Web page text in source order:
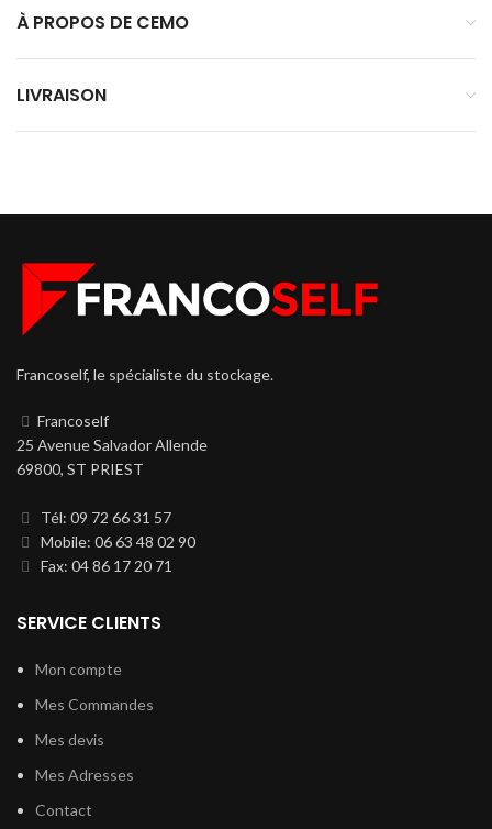
À PROPOS DE CEMO
LIVRAISON
Francoself, le spécialiste du stockage.
Francoself
25 Avenue Salvador Allende
69800, ST PRIEST
Tél: 09 72 66 31 57
Mobile: 06 63 48 02 90
Fax: 04 86 17 20 71
SERVICE CLIENTS
Mon compte
Mes Commandes
Mes devis
Mes Adresses
Contact